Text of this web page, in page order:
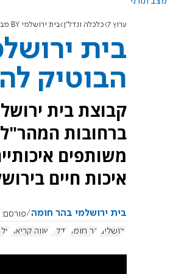
ערוץ 7 כלכלה ונדל"ן בית ירושלמי BY מביאה את סטנדרט מגורי הבוטיק להר חומה
הבוטיק
ברחובות המהר"ל
משותפים
איכות חיים
בית ירושלמי בהר חומה פורסם:
ירושלים הר חומה נדל"ן שווה קריאה